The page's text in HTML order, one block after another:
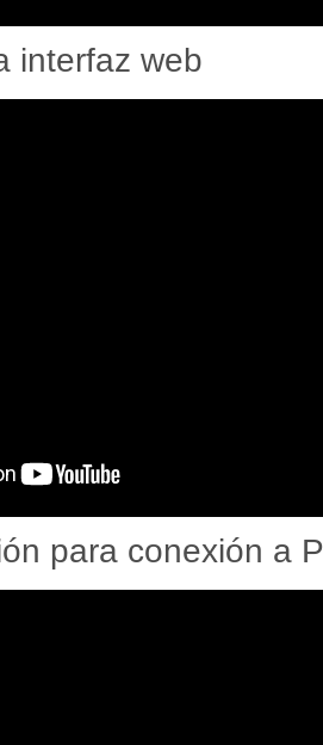
interfaz web
para conexión a